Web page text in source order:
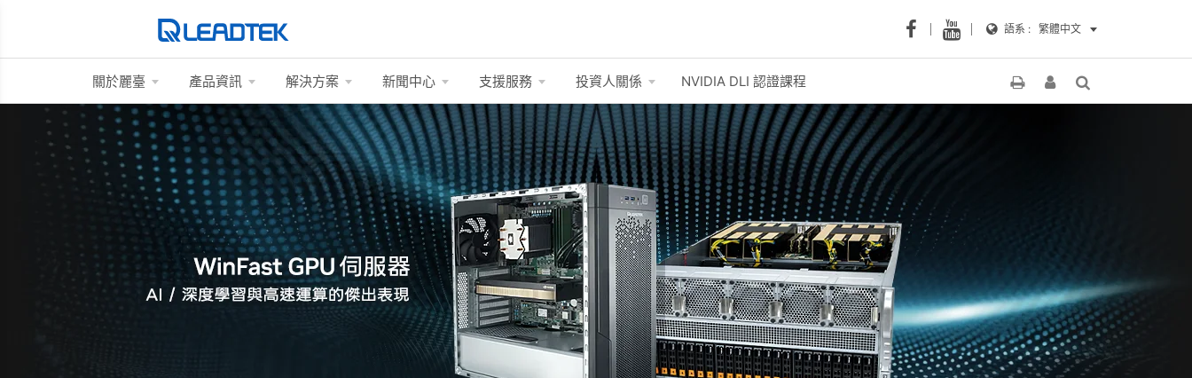
語系 : 繁體中文
關於麗臺 產品資訊 解決方案 新聞中心 支援服務 投資人關係 NVIDIA DLI 認證課程